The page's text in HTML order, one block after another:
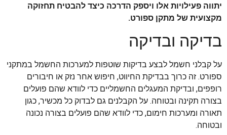
יתווה פעילויות אלו ויספק הדרכה כיצד להבטיח תחזוקה
מקצועית של מתקן ספורט.
בדיקה ובדיקה
על קבלני חשמל לבצע בדיקות שוטפות למערכות החשמל במתקני
ספורט. זה כרוך בבדיקת החיווט, חיפוש אחר נזק או חיבורים
רופפים, ובדיקת המעגלים החשמליים כדי לוודא שהם פועלים
בצורה תקינה ובטוחה. על הקבלנים גם לבדוק כל מכשיר, כגון
תאורה ומערכות חימום, כדי לוודא שהם פועלים בצורה נכונה
ובטוחה.